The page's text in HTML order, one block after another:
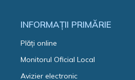
INFORMAȚII PRIMĂRIE
Plăți online
Monitorul Oficial Local
Avizier electronic